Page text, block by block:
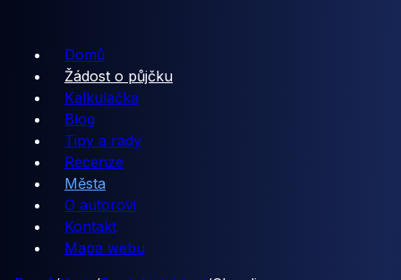
Domů
Žádost o půjčku
Kalkulačka
Blog
Tipy a rady
Recenze
Města
O autorovi
Kontakt
Mapa webu